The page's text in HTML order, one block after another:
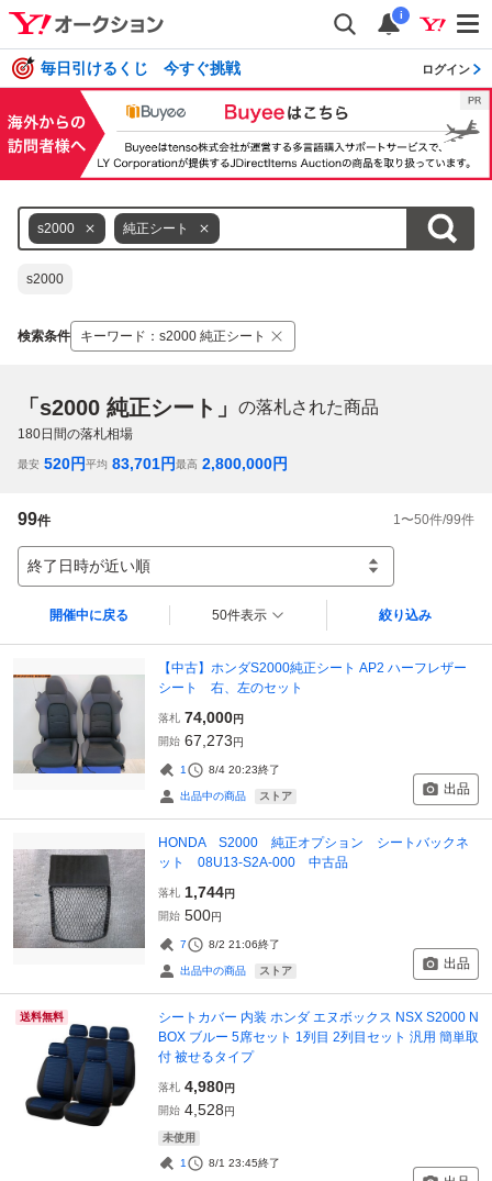
i
毎日引けるくじ 今すぐ挑戦 ログイン
s2000 純正シート
s2000
検索条件 キーワード ： s2000 純正シート
「s2000 純正シート」 の落札された商品
180日間の落札相場
最安 520円平均 83,701円最高 2,800,000円
99件 1 〜50件/99件
終了日時が近い順
開催中に戻る 50件表示 絞り込み
【中古】ホンダS2000純正シート AP2 ハーフレザー
シート 右、左のセット
落札 74,000円
開始 67,273円
1 8/4 20:23終了
出品中の商品 ストア 出品
HONDA S2000 純正オプション シートバックネ
ット 08U13-S2A-000 中古品
落札 1,744円
開始 500円
7 8/2 21:06終了
出品中の商品 ストア 出品
送料無料
シートカバー 内装 ホンダ エヌボックス NSX S2000 N
BOX ブルー 5席セット 1列目 2列目セット 汎用 簡単取
付 被せるタイプ
落札 4,980円
開始 4,528円
未使用
1 8/1 23:45終了